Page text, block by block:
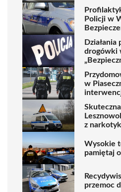
Policji w
Działania
drogówki
w
z
Wysokie
pamiętaj
przemoc